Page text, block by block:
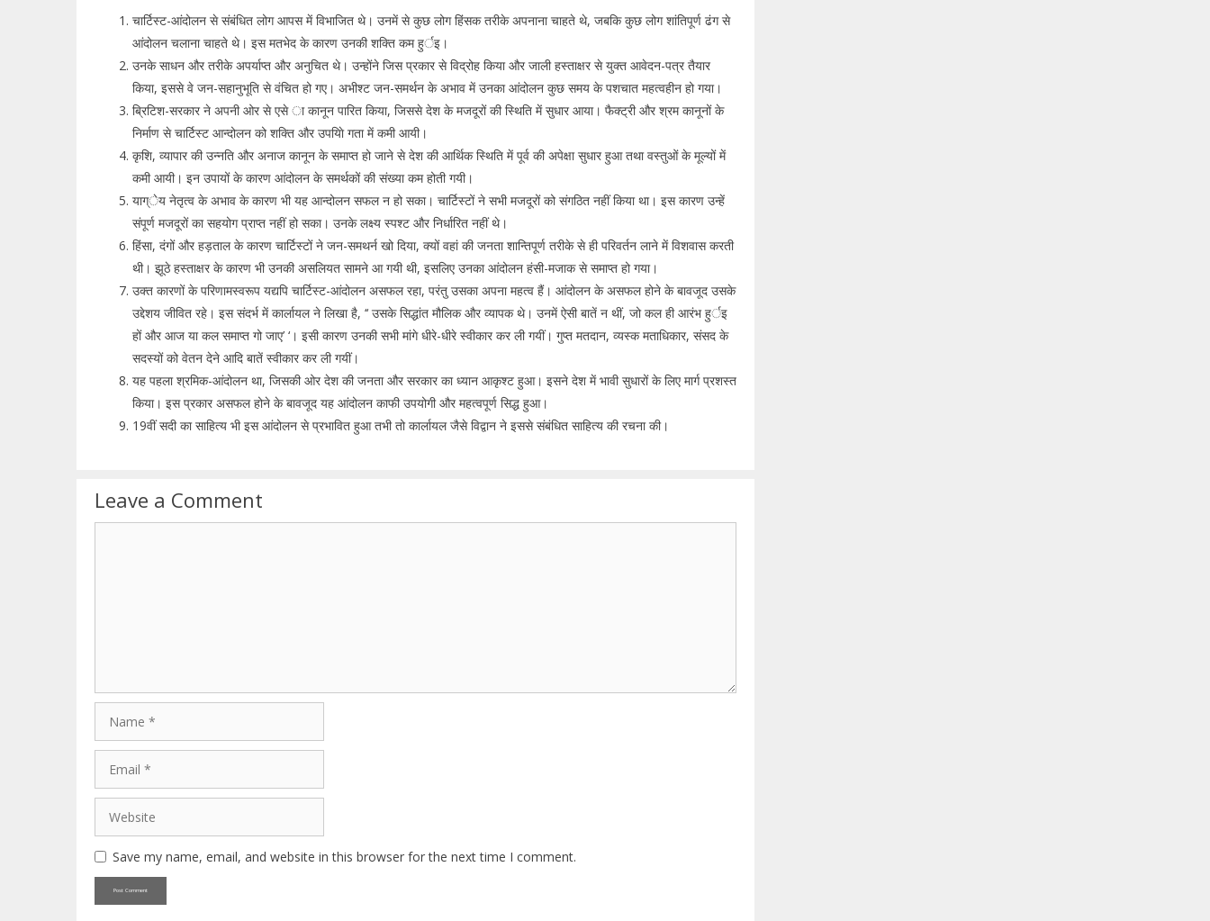
चार्टिस्ट-आंदोलन से संबंधित लोग आपस में विभाजित थे। उनमें से कुछ लोग हिंसक तरीके अपनाना चाहते थे, जबकि कुछ लोग शांतिपूर्ण ढंग से
आंदोलन चलाना चाहते थे। इस मतभेद के कारण उनकी शक्ति कम हुर्इ।
उनके साधन और तरीके अपर्याप्त और अनुचित थे। उन्होंने जिस प्रकार से विद्रोह किया और जाली हस्ताक्षर से युक्त आवेदन-पत्र तैयार
किया, इससे वे जन-सहानुभूति से वंचित हो गए। अभीश्ट जन-समर्थन के अभाव में उनका आंदोलन कुछ समय के पशचात महत्वहीन हो गया।
ब्रिटिश-सरकार ने अपनी ओर से एसे ा कानून पारित किया, जिससे देश के मजदूरों की स्थिति में सुधार आया। फैक्ट्री और श्रम कानूनों के
निर्माण से चार्टिस्ट आन्दोलन को शक्ति और उपयाेि गता में कमी आयी।
कृशि, व्यापार की उन्नति और अनाज कानून के समाप्त हो जाने से देश की आर्थिक स्थिति में पूर्व की अपेक्षा सुधार हुआ तथा वस्तुओं के मूल्यों में
कमी आयी। इन उपायों के कारण आंदोलन के समर्थकों की संख्या कम होती गयी।
याग्ेय नेतृत्व के अभाव के कारण भी यह आन्दोलन सफल न हो सका। चार्टिस्टों ने सभी मजदूरों को संगठित नहीं किया था। इस कारण उन्हें
संपूर्ण मजदूरों का सहयोग प्राप्त नहीं हो सका। उनके लक्ष्य स्पश्ट और निर्धारित नहीं थे।
हिंसा, दंगों और हड़ताल के कारण चार्टिस्टों ने जन-समथर्न खो दिया, क्यों वहां की जनता शान्तिपूर्ण तरीके से ही परिवर्तन लाने में विशवास करती
थी। झूठे हस्ताक्षर के कारण भी उनकी असलियत सामने आ गयी थी, इसलिए उनका आंदोलन हंसी-मजाक से समाप्त हो गया।
उक्त कारणों के परिणामस्वरूप यद्यपि चार्टिस्ट-आंदोलन असफल रहा, परंतु उसका अपना महत्व हैं। आंदोलन के असफल होने के बावजूद उसके
उद्देशय जीवित रहे। इस संदर्भ में कार्लायल ने लिखा है, ‘‘ उसके सिद्धांत मौलिक और व्यापक थे। उनमें ऐसी बातें न थीं, जो कल ही आरंभ हुर्इ
हों और आज या कल समाप्त गो जाए’ ‘। इसी कारण उनकी सभी मांगे धीरे-धीरे स्वीकार कर ली गयीं। गुप्त मतदान, व्यस्क मताधिकार, संसद के
सदस्यों को वेतन देने आदि बातें स्वीकार कर ली गयीं।
यह पहला श्रमिक-आंदोलन था, जिसकी ओर देश की जनता और सरकार का ध्यान आकृश्ट हुआ। इसने देश में भावी सुधारों के लिए मार्ग प्रशस्त
किया। इस प्रकार असफल होने के बावजूद यह आंदोलन काफी उपयोगी और महत्वपूर्ण सिद्ध हुआ।
19वीं सदी का साहित्य भी इस आंदोलन से प्रभावित हुआ तभी तो कार्लायल जैसे विद्वान ने इससे संबंधित साहित्य की रचना की।
Leave a Comment
Website
Save my name, email, and website in this browser for the next time I comment.